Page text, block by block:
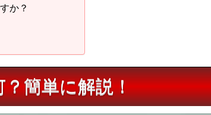
か？
簡単に解説！